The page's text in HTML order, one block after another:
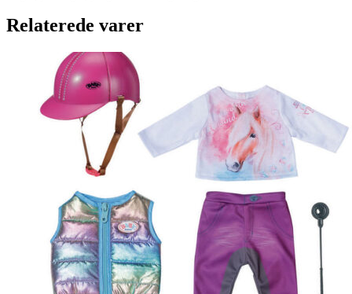
Relaterede varer